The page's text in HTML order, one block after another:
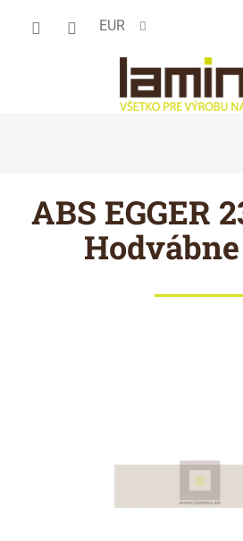
EUR
ABS EGGER